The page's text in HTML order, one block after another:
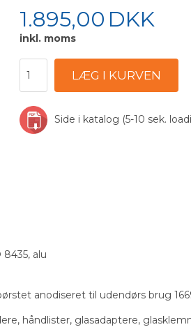
1.895,00 DKK
inkl. moms
Side i katalog (5-10 sek.
alu
anodiseret til udendørs brug
håndlister, glasadaptere,